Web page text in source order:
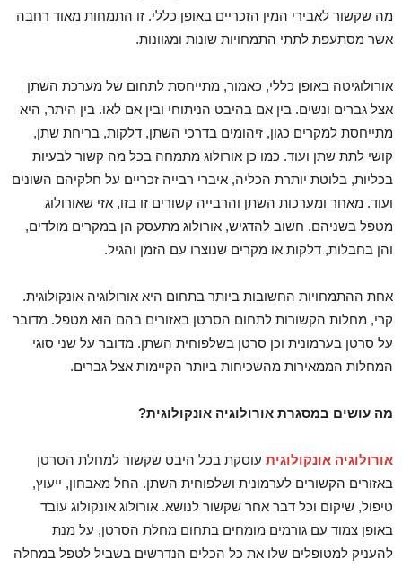
מה שקשור לאבירי המין הזכריים באופן כללי. זו התמחות מאוד רחבה
אשר מסתעפת לתתי התמחויות שונות ומגוונות.
אורולוגיטה באופן כללי, כאמור, מתייחסת לתחום של מערכת השתן
אצל גברים ונשים. בין אם בהיבט הניתוחי ובין אם לאו. בין היתר, היא
מתייחסת למקרים כגון, זיהומים בדרכי השתן, דלקות, בריחת שתן,
קושי לתת שתן ועוד. כמו כן אורולוג מתמחה בכל מה קשור לבעיות
בכליות, בלוטת יותרת הכליה, איברי רבייה זכריים על חלקיהם השונים
ועוד. מאחר ומערכות השתן והרבייה קשורים זו בזו, אזי שאורולוג
מטפל בשניהם. חשוב להדגיש, אורולוג מתעסק הן במקרים מולדים,
והן בחבלות, דלקות או מקרים שנוצרו עם הזמן והגיל.
אחת ההתמחויות החשובות ביותר בתחום היא אורולוגיה אונקולוגית.
קרי, מחלות הקשורות לתחום הסרטן באזורים בהם הוא מטפל. מדובר
על סרטן בערמונית וכן סרטן בשלפוחית השתן. מדובר על שני סוגי
המחלות הממאירות מהשכיחות ביותר הקיימות אצל גברים.
מה עושים במסגרת אורולוגיה אונקולוגית?
אורולוגיה אונקולוגית עוסקת בכל היבט שקשור למחלת הסרטן
באזורים הקשורים לערמונית ושלפוחית השתן. החל מאבחון, ייעוץ,
טיפול, שיקום וכל דבר אחר שקשור לנושא. אורולוג אונקולוג עובד
באופן צמוד עם גורמים מומחים בתחום מחלת הסרטן, על מנת
להעניק למטופלים שלו את כל הכלים הנדרשים בשביל לטפל במחלה